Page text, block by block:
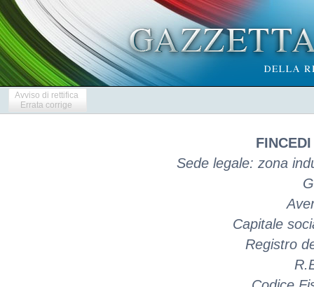
Avviso di rettifica
Errata corrige
Sede legale: zona
Capitale
Registro